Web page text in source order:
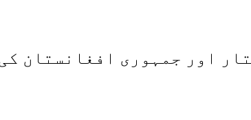
اور جمہوری افغانستان